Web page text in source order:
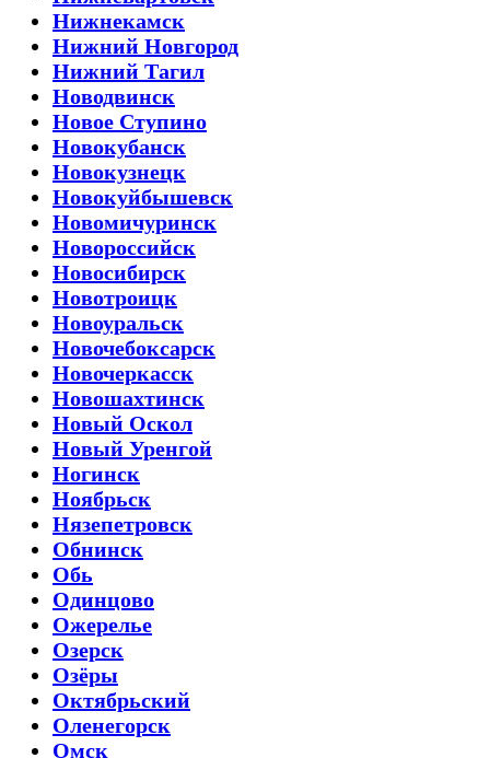
Нижнекамск
Нижний Новгород
Нижний Тагил
Новодвинск
Новое Ступино
Новокубанск
Новокузнецк
Новокуйбышевск
Новомичуринск
Новороссийск
Новосибирск
Новотроицк
Новоуральск
Новочебоксарск
Новочеркасск
Новошахтинск
Новый Оскол
Новый Уренгой
Ногинск
Ноябрьск
Нязепетровск
Обнинск
Обь
Одинцово
Ожерелье
Озерск
Озёры
Октябрьский
Оленегорск
Омск